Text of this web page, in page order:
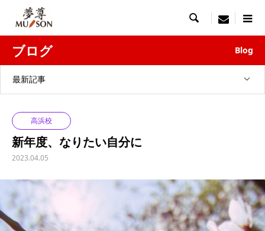
 menu
ブログ Blog
最新記事
高浜校
新年度、なりたい自分に
2023.04.05